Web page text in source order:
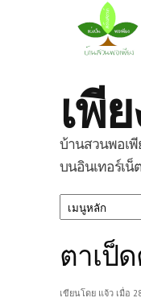
เพี
บ้านสวนพอเพี
บนอินเทอร์เน็
ตาเป็
เขียนโดย แจ้ว เมื่อ